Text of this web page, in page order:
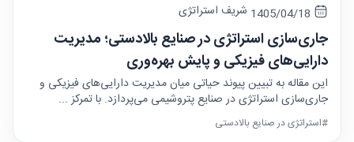
شریف استراتژی
جاری‌سازی استراتژی در صنایع بالادستی؛ مدیریت
دارایی‌های فیزیکی و پایش بهره‌وری
این مقاله به تبیین پیوند حیاتی میان مدیریت دارایی‌های فیزیکی و
جاری‌سازی استراتژی در صنایع پتروشیمی می‌پردازد. با تمرکز ...
#استراتژی در صنایع بالادستی